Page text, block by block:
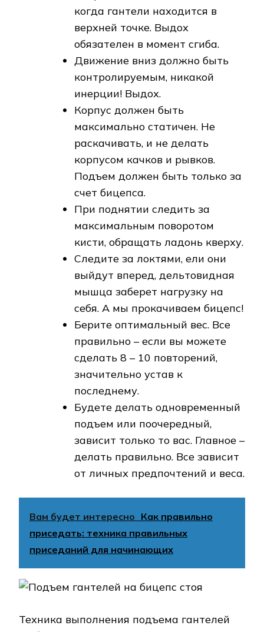
когда гантели находится в
верхней точке. Выдох
обязателен в момент сгиба.
Движение вниз должно быть
контролируемым, никакой
инерции! Выдох.
Корпус должен быть
максимально статичен. Не
раскачивать, и не делать
корпусом качков и рывков.
Подъем должен быть только за
счет бицепса.
При поднятии следить за
максимальным поворотом
кисти, обращать ладонь кверху.
Следите за локтями, ели они
выйдут вперед, дельтовидная
мышца заберет нагрузку на
себя. А мы прокачиваем бицепс!
Берите оптимальный вес. Все
правильно – если вы можете
сделать 8 – 10 повторений,
значительно устав к
последнему.
Будете делать одновременный
подъем или поочередный,
зависит только то вас. Главное –
делать правильно. Все зависит
от личных предпочтений и веса.
Вам будет интересно Как правильно
приседать: техника правильных
приседаний для начинающих
Техника выполнения подъема гантелей